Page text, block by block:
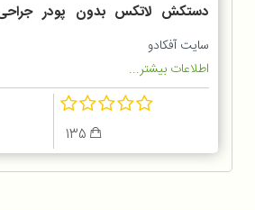
دستکش لاتکس بدون پودر
استریل
سایت آفکادو
اطلاعات بیشتر...